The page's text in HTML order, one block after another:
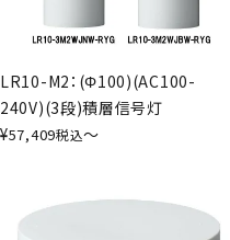
LR10-M2：(Φ100)(AC100-
240V)(3段)積層信号灯
¥57,409税込〜